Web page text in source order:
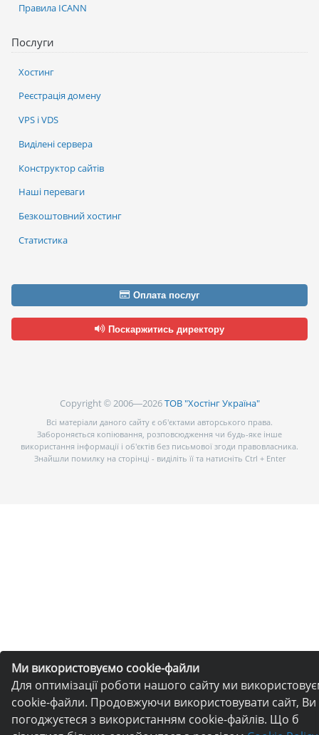
Ми використовуємо cookie-файли
Для оптимізації роботи нашого сайту ми
cookie-файли. Продовжуючи використовувати сайт, Ви
погоджуєтеся з використанням cookie-файлів. Що б
Послуги
Хостинг
Реєстрація домену
VPS і VDS
Виділені сервера
Конструктор сайтів
Наші переваги
Безкоштовний хостинг
Статистика
Правила ICANN
Оплата послуг
Поскаржитись директору
Copyright © 2006—2026ТОВ "Хостінг Україна"
Всі матеріали даного сайту є об’єктами авторського права.
Забороняється копіювання, розповсюдження чи будь-яке інше
використання інформації і об’єктів без письмової згоди правовласника.
Знайшли помилку на сторінці - виділіть її та натисніть Ctrl + Enter